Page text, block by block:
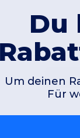
Du
Um deinen
Für